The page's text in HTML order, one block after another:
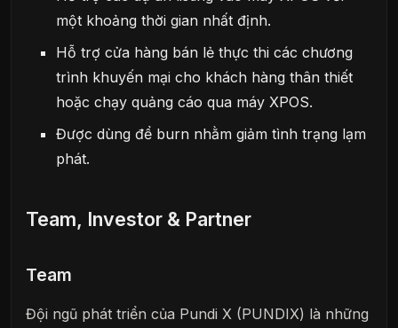
một khoảng thời gian nhất định.
Hỗ trợ cửa hàng bán lẻ thực thi các chương
trình khuyến mại cho khách hàng thân thiết
hoặc chạy quảng cáo qua máy XPOS.
Được dùng để burn nhằm giảm tình trạng lạm
phát.
Team, Investor & Partner
Team
Đội ngũ phát triển của Pundi X (PUNDIX) là những